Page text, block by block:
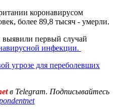
коронавирусом
более 89,8 тысяч - умерли.
первый случай
инфекции.
угрозе для переболевших
в Telegram. Подписывайтесь